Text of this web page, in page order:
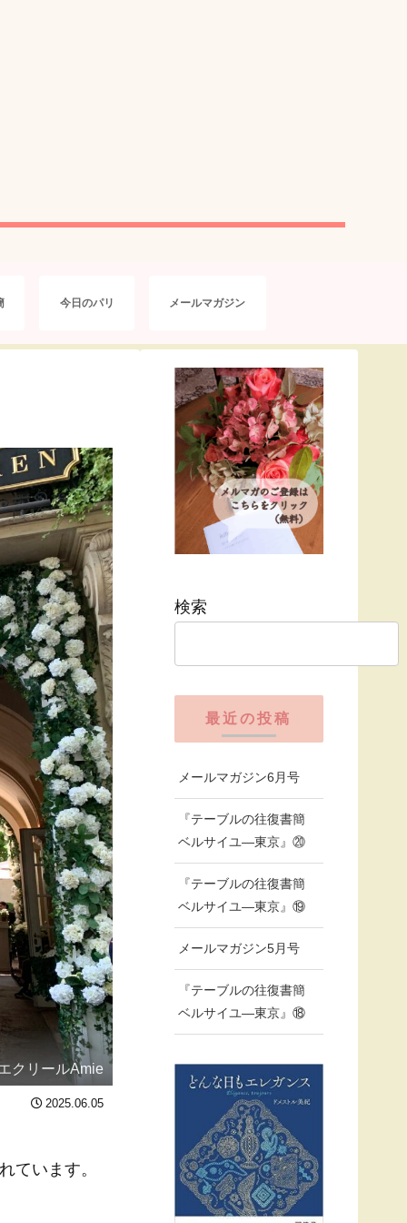
今日のパリ メールマガジン
クリールAmie
2025.06.05
ています。
検索
最近の投稿
メールマガジン6月号
『テーブルの往復書簡
ベルサイユ―東京』⑳
『テーブルの往復書簡
ベルサイユ―東京』⑲
メールマガジン5月号
『テーブルの往復書簡
ベルサイユ―東京』⑱